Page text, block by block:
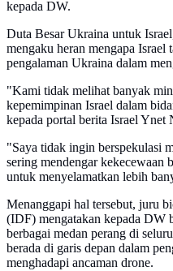
kepada DW.
Duta Besar Ukraina untuk
mengaku heran mengapa Israel
pengalaman Ukraina dalam
"Kami tidak melihat banyak
kepemimpinan Israel dalam
kepada portal berita Israel Ynet
"Saya tidak ingin berspekulasi
sering mendengar kekecewaan
untuk menyelamatkan lebih
Menanggapi hal tersebut, juru
(IDF) mengatakan kepada DW
berbagai medan perang di
berada di garis depan dalam
menghadapi ancaman drone.